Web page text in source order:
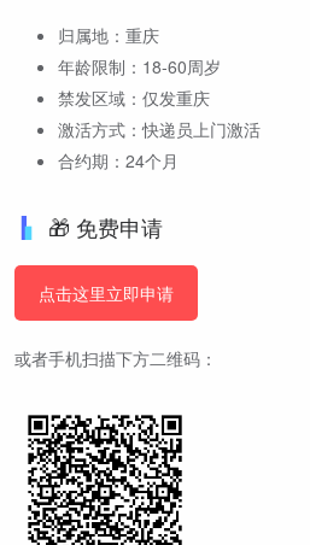
归属地：重庆
年龄限制：18-60周岁
禁发区域：仅发重庆
激活方式：快递员上门激活
合约期：24个月
🎁 免费申请
点击这里立即申请
或者手机扫描下方二维码：